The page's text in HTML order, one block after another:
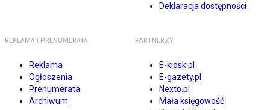
Deklaracja dostępności
REKLAMA I PRENUMERATA
Reklama
Ogłoszenia
Prenumerata
Archiwum
PARTNERZY
E-kiosk.pl
E-gazety.pl
Nexto.pl
Mała księgowość